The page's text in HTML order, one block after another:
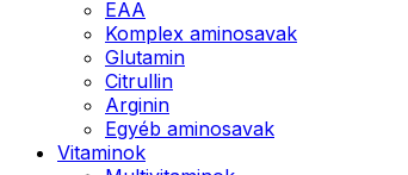
EAA
Komplex aminosavak
Glutamin
Citrullin
Arginin
Egyéb aminosavak
Vitaminok